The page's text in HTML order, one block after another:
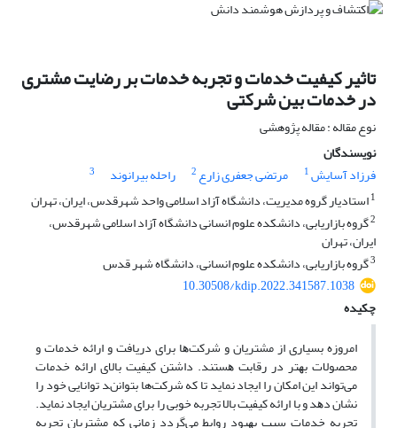
تاﺛﯿﺮ ﮐﯿﻔﯿﺖ ﺧﺪﻣﺎت و ﺗﺠﺮﺑﻪ ﺧﺪﻣﺎت ﺑﺮ رﺿﺎﯾﺖ ﻣﺸﺘﺮی
در ﺧﺪﻣﺎت ﺑﯿﻦ ﺷﺮﮐﺘﯽ
نوع مقاله : مقاله پژوهشی
نویسندگان
فرزاد آسایش1 مرتضی جعفری زارع 2 راحله بیرانوند
3
1استادیار گروه مدیریت، دانشگاه آزاد اسلامی واحد شهرقدس، ایران، تهران
2گروه بازاریابی، دانشکده علوم انسانی دانشگاه آزاد اسلامی شهرقدس،
ایران، تهران
3گروه بازاریابی، دانشکده علوم انسانی، دانشگاه شهر قدس
10.30508/kdip.2022.341587.1038
چکیده
اﻣﺮوزه ﺑﺴﯿﺎری از ﻣﺸﺘﺮﯾﺎن و ﺷﺮﮐﺖﻫﺎ ﺑﺮای درﯾﺎﻓﺖ و اراﺋﻪ ﺧﺪﻣﺎت و
ﻣﺤﺼﻮﻻت ﺑﻬﺘﺮ در رﻗﺎﺑﺖ ﻫﺴﺘﻨﺪ. داﺷﺘﻦ ﮐﯿﻔﯿﺖ ﺑﺎﻻی ارائه خدمات
ﻣﯽﺗﻮاﻧﺪ اﯾﻦ اﻣﮑﺎن را اﯾﺠﺎد ﻧﻤﺎﯾﺪ ﺗﺎ ﮐﻪ ﺷﺮﮐﺖها ﺑﺘﻮاﻧنﺪ ﺗﻮاﻧﺎﯾﯽ ﺧﻮد را
ﻧﺸﺎن دﻫﺪ و ﺑﺎ اراﺋﻪ ﮐﯿﻔﯿﺖ ﺑﺎﻻ ﺗﺠﺮﺑﻪ ﺧﻮﺑﯽ را ﺑﺮای ﻣﺸﺘﺮﯾﺎن اﯾﺠﺎد ﻧﻤﺎﯾﺪ.
ﺗﺠﺮﺑﻪ ﺧﺪﻣﺎت ﺳﺒﺐ ﺑﻬﺒﻮد رواﺑﻂ ﻣﯽﮔﺮدد زﻣﺎﻧﯽ ﮐﻪ ﻣﺸﺘﺮﯾﺎن ﺗﺠﺮﺑﻪ